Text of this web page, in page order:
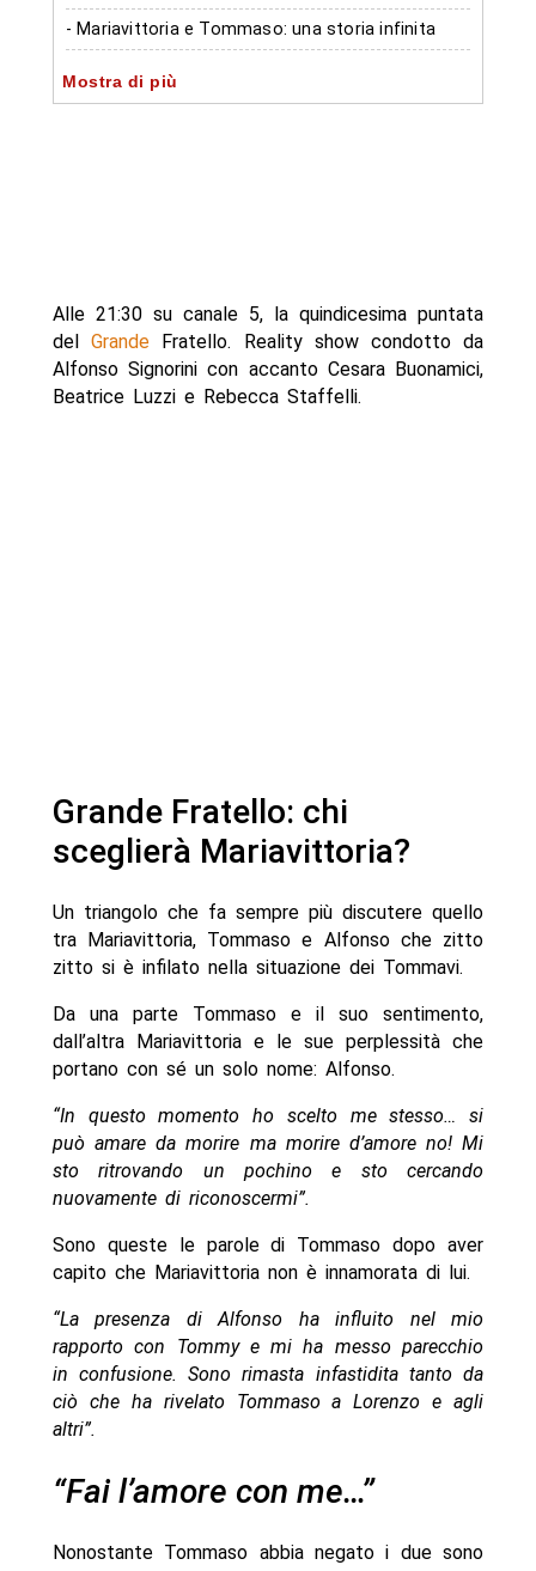
- Mariavittoria e Tommaso: una storia infinita
- Incontro/scontro Tommaso e Alfonso
- La decisione di Mariavittoria al Grande Fratello
Mostra di più
Alle 21:30 su canale 5, la quindicesima puntata
delGrande Fratello. Reality show condotto da
Alfonso Signorini con accanto Cesara Buonamici,
Beatrice Luzzi e Rebecca Staffelli.
Grande Fratello: chi
sceglierà Mariavittoria?
Un triangolo che fa sempre più discutere quello
tra Mariavittoria, Tommaso e Alfonso che zitto
zitto si è infilato nella situazione dei Tommavi.
Da una parte Tommaso e il suo sentimento,
dall’altra Mariavittoria e le sue perplessità che
portano con sé un solo nome: Alfonso.
“In questo momento ho scelto me stesso… si
può amare da morire ma morire d’amore no! Mi
sto ritrovando un pochino e sto cercando
nuovamente di riconoscermi”.
Sono queste le parole di Tommaso dopo aver
capito che Mariavittoria non è innamorata di lui.
“La presenza di Alfonso ha influito nel mio
rapporto con Tommy e mi ha messo parecchio
in confusione. Sono rimasta infastidita tanto da
ciò che ha rivelato Tommaso a Lorenzo e agli
altri”.
“Fai l’amore con me…”
Nonostante Tommaso abbia negato i due sono